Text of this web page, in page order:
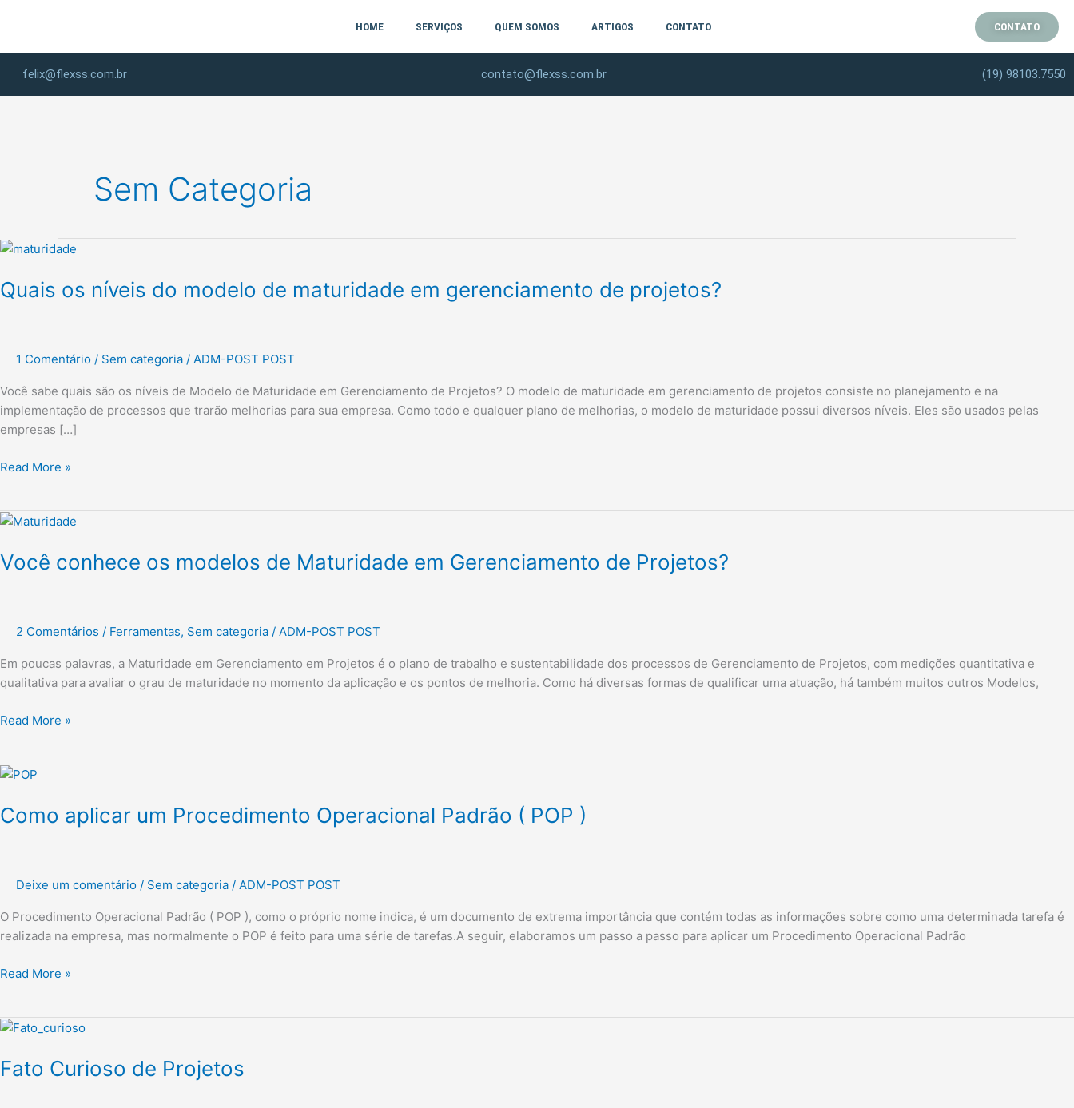
conteúdo
HOME SERVIÇOS QUEM SOMOS ARTIGOS CONTATO CONTATO
felix@flexss.com.br contato@flexss.com.br (19) 98103.7550
Sem Categoria
Quais os níveis do modelo de maturidade em gerenciamento de projetos?
1 Comentário / Sem categoria / ADM-POST POST
Você sabe quais são os níveis de Modelo de Maturidade em Gerenciamento de Projetos? O modelo de maturidade em gerenciamento de projetos consiste no planejamento e na
implementação de processos que trarão melhorias para sua empresa. Como todo e qualquer plano de melhorias, o modelo de maturidade possui diversos níveis. Eles são usados pelas
empresas […]
Quais
níveis
maturidade
gerenciamento
de
projetos?
Read More »
Você conhece os modelos de Maturidade em Gerenciamento de Projetos?
2 Comentários / Ferramentas, Sem categoria / ADM-POST POST
Em poucas palavras, a Maturidade em Gerenciamento em Projetos é o plano de trabalho e sustentabilidade dos processos de Gerenciamento de Projetos, com medições quantitativa e
qualitativa para avaliar o grau de maturidade no momento da aplicação e os pontos de melhoria. Como há diversas formas de qualificar uma atuação, há também muitos outros Modelos,
Você
os
de
Projetos?
Read More »
Como aplicar um Procedimento Operacional Padrão ( POP )
Deixe um comentário / Sem categoria / ADM-POST POST
O Procedimento Operacional Padrão ( POP ), como o próprio nome indica, é um documento de extrema importância que contém todas as informações sobre como uma determinada tarefa é
realizada na empresa, mas normalmente o POP é feito para uma série de tarefas.A seguir, elaboramos um passo a passo para aplicar um Procedimento Operacional Padrão
Como
um
Procedimento
)
Read More »
Fato Curioso de Projetos
Fato
de